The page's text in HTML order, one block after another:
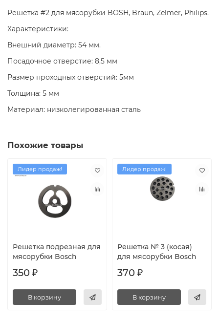
Решетка #2 для мясорубки BOSH, Braun, Zelmer, Philips.
Характеристики:
Внешний диаметр: 54 мм.
Посадочное отверстие: 8,5 мм
Размер проходных отверстий: 5мм
Толщина: 5 мм
Материал: низколегированная сталь
Похожие товары
Лидер продаж!
Решетка подрезная для
мясорубки Bosch
350 ₽
В корзину
Лидер продаж!
Решетка № 3 (косая)
для мясорубки Bosch
370 ₽
В корзину